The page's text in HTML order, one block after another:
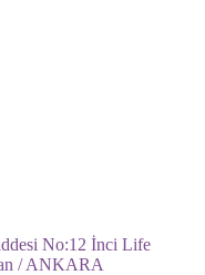
No:12 İnci Life
/ ANKARA